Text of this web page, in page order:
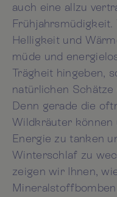
auch eine allzu
Helligkeit und
müde und
Trägheit hingeben,
natürlichen
Denn gerade die
Wildkräuter können
Energie zu tanken
Winterschlaf zu
zeigen wir Ihnen,